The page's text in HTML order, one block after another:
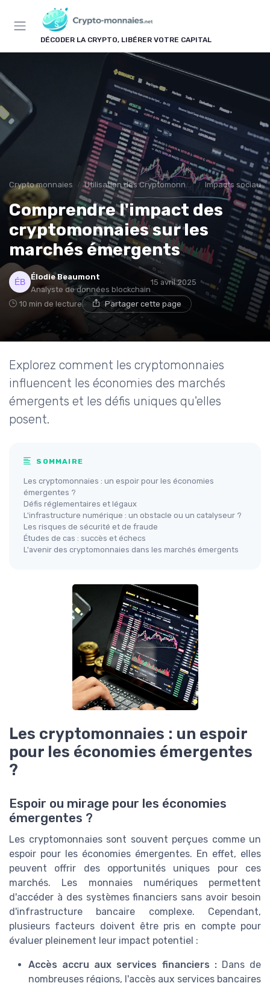
DÉCODER LA CRYPTO, LIBÉRER VOTRE CAPITAL
Crypto monnaies Utilisation des Cryptomonnaies Impacts sociaux
Comprendre l'impact des
cryptomonnaies sur les
marchés émergents
Élodie Beaumont
Analyste de données blockchain
15 avril 2025
10 min de lecture Partager cette page
Explorez comment les cryptomonnaies
influencent les économies des marchés
émergents et les défis uniques qu'elles
posent.
SOMMAIRE
Les cryptomonnaies : un espoir pour les économies
émergentes ?
Défis réglementaires et légaux
L'infrastructure numérique : un obstacle ou un catalyseur ?
Les risques de sécurité et de fraude
Études de cas : succès et échecs
L'avenir des cryptomonnaies dans les marchés émergents
Les cryptomonnaies : un espoir
pour les économies émergentes
?
Espoir ou mirage pour les économies
émergentes ?
Les cryptomonnaies sont souvent perçues comme un
espoir pour les économies émergentes. En effet, elles
peuvent offrir des opportunités uniques pour ces
marchés. Les monnaies numériques permettent
d'accéder à des systèmes financiers sans avoir besoin
d'infrastructure bancaire complexe. Cependant,
plusieurs facteurs doivent être pris en compte pour
évaluer pleinement leur impact potentiel :
Accès accru aux services financiers :Dans de
nombreuses régions, l'accès aux services bancaires
Panneau de gestion des cookies